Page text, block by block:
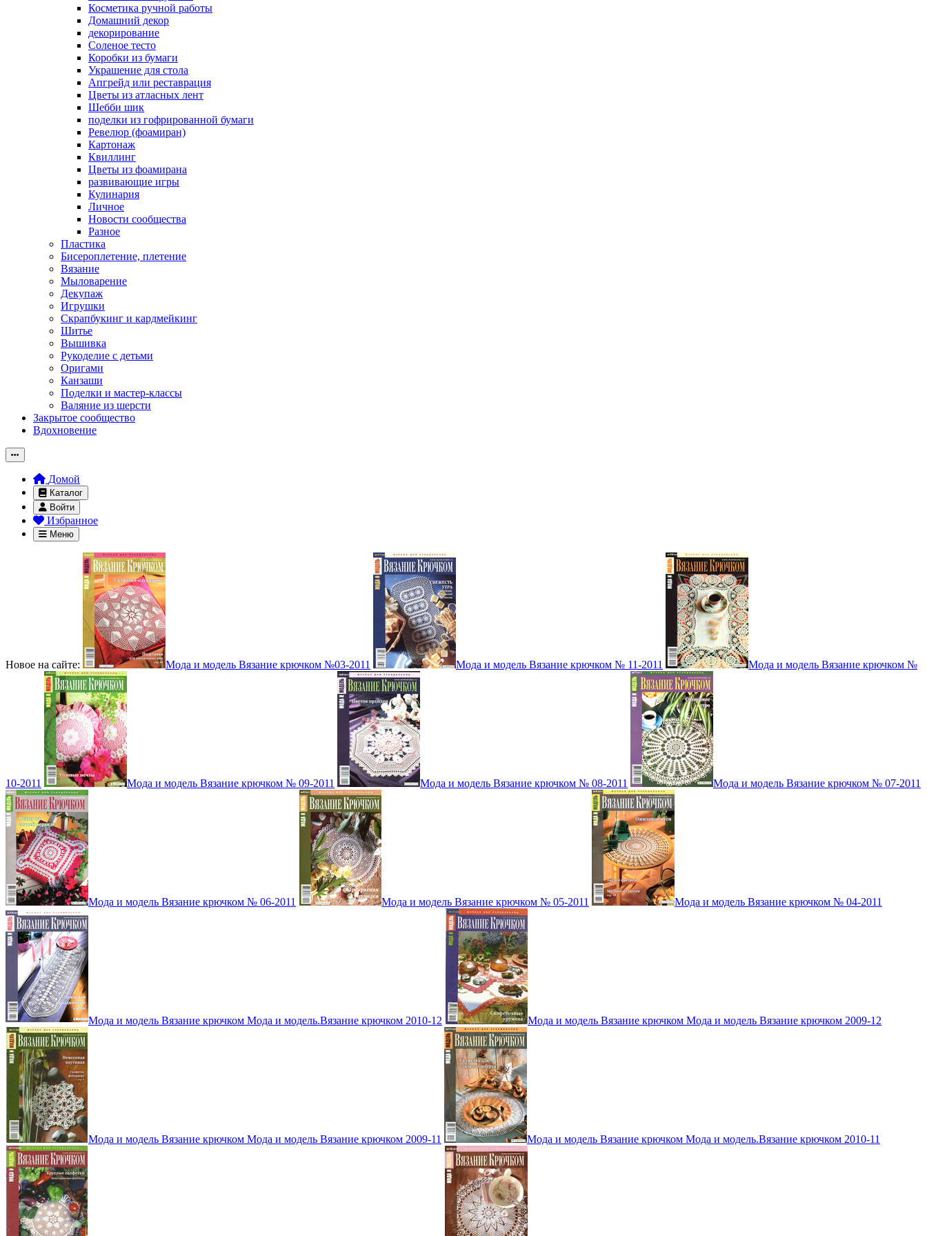
Косметика ручной работы
Домашний декор
декорирование
Соленое тесто
Коробки из бумаги
Украшение для стола
Апгрейд или реставрация
Цветы из атласных лент
Шебби шик
поделки из гофрированной бумаги
Ревелюр (фоамиран)
Картонаж
Квиллинг
Цветы из фоамирана
развивающие игры
Кулинария
Личное
Новости сообщества
Разное
Пластика
Бисероплетение, плетение
Вязание
Мыловарение
Декупаж
Игрушки
Скрапбукинг и кардмейкинг
Шитье
Вышивка
Рукоделие с детьми
Оригами
Канзаши
Поделки и мастер-классы
Валяние из шерсти
Закрытое сообщество
Вдохновение
Домой
Каталог
Войти
Избранное
Меню
Новое на сайте: Мода и модель Вязание крючком №03-2011 Мода и модель Вязание крючком № 11-2011 Мода и модель Вязание крючком №
10-2011 Мода и модель Вязание крючком № 09-2011 Мода и модель Вязание крючком № 08-2011 Мода и модель Вязание крючком № 07-2011
Мода и модель Вязание крючком № 06-2011 Мода и модель Вязание крючком № 05-2011 Мода и модель Вязание крючком № 04-2011
Мода и модель Вязание крючком Мода и модель.Вязание крючком 2010-12 Мода и модель Вязание крючком Мода и модель Вязание крючком 2009-12
Мода и модель Вязание крючком Мода и модель Вязание крючком 2009-11 Мода и модель Вязание крючком Мода и модель.Вязание крючком 2010-11